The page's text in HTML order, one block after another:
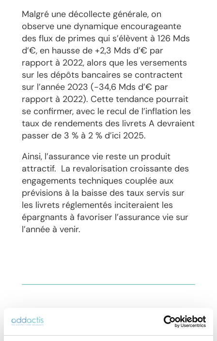
Malgré une décollecte générale, on
observe une dynamique encourageante
des flux de primes qui s’élèvent à 126 Mds
d’€, en hausse de +2,3 Mds d’€ par
rapport à 2022, alors que les versements
sur les dépôts bancaires se contractent
sur l’année 2023 (-34,6 Mds d’€ par
rapport à 2022). Cette tendance pourrait
se confirmer, avec le recul de l’inflation les
taux de rendements des livrets A devraient
passer de 3 % à 2 % d’ici 2025.
Ainsi, l’assurance vie reste un produit
attractif. La revalorisation croissante des
engagements techniques couplée aux
prévisions à la baisse des taux servis sur
les livrets réglementés inciteraient les
épargnants à favoriser l’assurance vie sur
l’année à venir.
L’expertise Addactis